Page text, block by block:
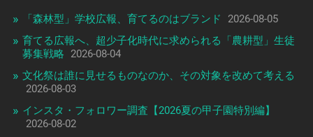
「森林型」学校広報、育てるのはブランド
2026-08-05
育てる広報へ、超少子化時代に求められる「農耕型」生徒
募集戦略
2026-08-04
文化祭は誰に見せるものなのか、その対象を改めて考える
2026-08-03
インスタ・フォロワー調査【2026夏の甲子園特別編】
2026-08-02